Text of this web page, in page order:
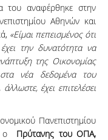
του αναφέρθηκε στην
Αθηνών και
«Είμαι πεπεισμένος ότι
την δυνατότητα να
της Οικονομίας
νέα δεδομένα του
έχει επιτελέσει
Πανεπιστημίου
ο Πρύτανης του ΟΠΑ,